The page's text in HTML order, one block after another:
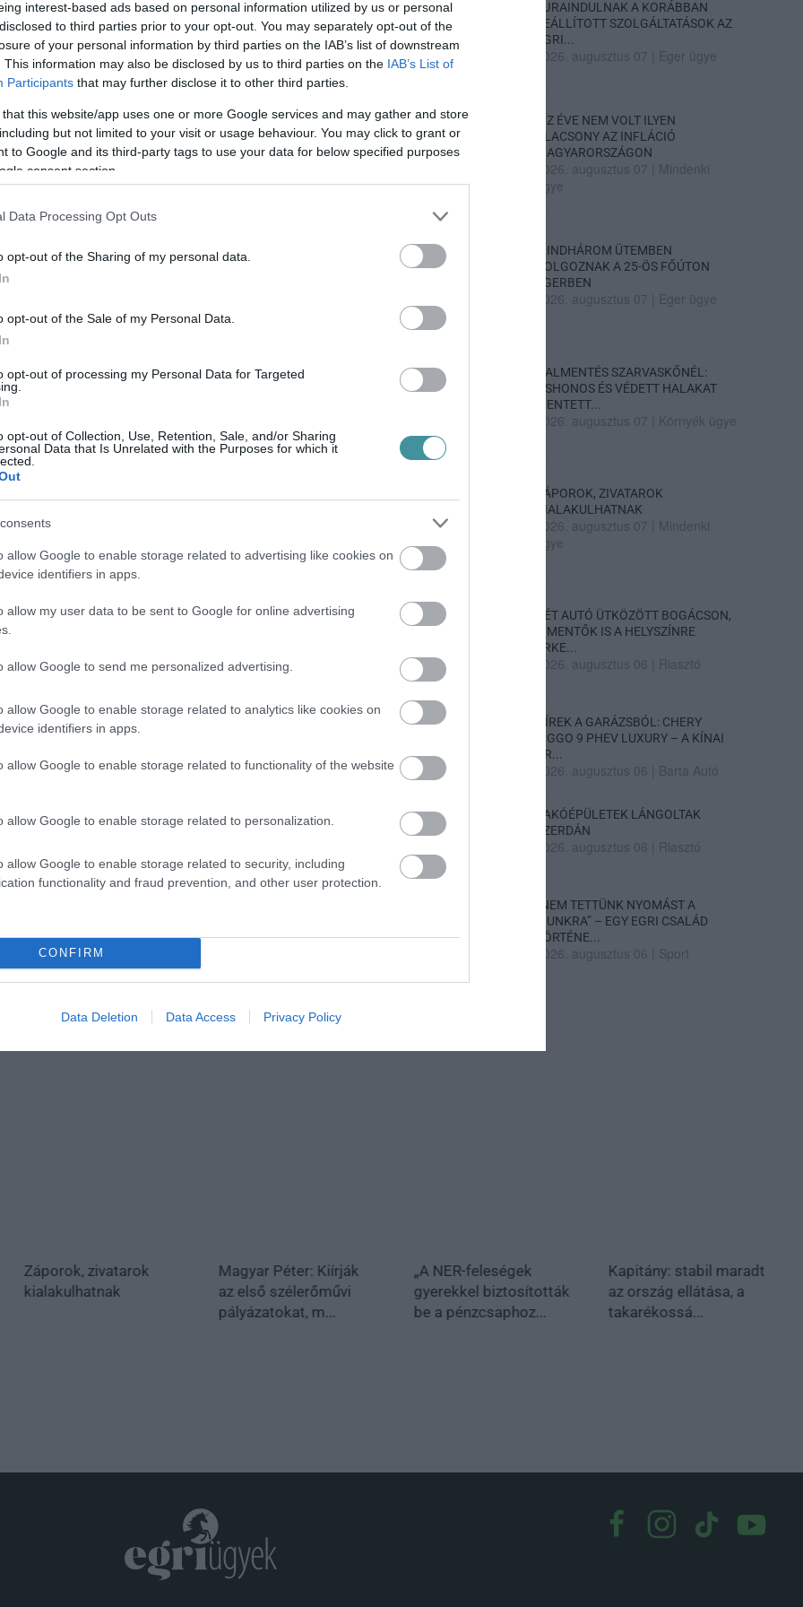
interest-based ads based on personal information utilized by us or personal
to third parties prior to your opt-out. You may separately opt-out of the
of your personal information by third parties on the IAB’s list of downstream
This information may also be disclosed by us to third parties on the IAB’s List of
Participants that may further disclose it to other third parties.
that this website/app uses one or more Google services and may gather and store
but not limited to your visit or usage behaviour. You may click to grant or
to Google and its third-party tags to use your data for below specified purposes
consent section.
Data Processing Opt Outs
opt-out of the Sharing of my personal data.
opt-out of the Sale of my Personal Data.
opt-out of processing my Personal Data for Targeted
opt-out of Collection, Use, Retention, Sale, and/or Sharing
Data that Is Unrelated with the Purposes for which it
allow Google to enable storage related to advertising like cookies on
identifiers in apps.
allow my user data to be sent to Google for online advertising
allow Google to send me personalized advertising.
allow Google to enable storage related to analytics like cookies on
identifiers in apps.
allow Google to enable storage related to functionality of the website
allow Google to enable storage related to personalization.
allow Google to enable storage related to security, including
functionality and fraud prevention, and other user protection.
CONFIRM
Data Deletion Data Access Privacy Policy
közleményéből.
Minisztérium
aki 2019 augusztusától a Magyar Bírósági
miniszteri biztos is egyben.
lévő nyomozásban megalapozott
Bírósági Végrehajtói Kar elnökétől
2-5 millió forintot kapott.
ellentételezéseként – felügyeleti,
hogy konkrét ügyeket intéz, a
megfelelően. Dr. Völner Pál
által az előnyért a hivatali
üzletszerűen és
elfogadásának bűntette megalapozott
az Országgyűlés elnökénél
mentelmi jogának felfüggesztését.
képviselővel szembeni lefolytatására a
lehetőség. Az ügyben jelenleg
nyolc végrehajtó és egy végrehajtó
van, egy személy pedig bűnügyi
feldolgozott Pegasus-botrány
miniszter eltolta magáról a
szereplők lehallgatásáról szóló botrány
Völner Pál adja meg vagy
lehallgatására.
az EGRI ÜGYEK Google Hírek oldalán!
ÚJRAINDULNAK A KORÁBBAN
LEÁLLÍTOTT SZOLGÁLTATÁSOK AZ
EGRI...
2026. augusztus 07 Eger ügye
TÍZ ÉVE NEM VOLT ILYEN
ALACSONY AZ INFLÁCIÓ
MAGYARORSZÁGON
2026. augusztus 07
Mindenki
ügye
MINDHÁROM ÜTEMBEN
DOLGOZNAK A 25-ÖS FŐÚTON
EGERBEN
2026. augusztus 07 Eger ügye
HALMENTÉS SZARVASKŐNÉL:
ŐSHONOS ÉS VÉDETT HALAKAT
MENTETT...
2026. augusztus 07 Környék ügye
ZÁPOROK, ZIVATAROK
KIALAKULHATNAK
2026. augusztus 07
Mindenki
ügye
KÉT AUTÓ ÜTKÖZÖTT BOGÁCSON,
A MENTŐK IS A HELYSZÍNRE
ÉRKE...
2026. augusztus 06 Riasztó
HÍREK A GARÁZSBÓL: CHERY
TIGGO 9 PHEV LUXURY – A KÍNAI
PR...
2026. augusztus 06 Barta Autó
LAKÓÉPÜLETEK LÁNGOLTAK
SZERDÁN
2026. augusztus 06 Riasztó
„NEM TETTÜNK NYOMÁST A
FIUNKRA” – EGY EGRI CSALÁD
TÖRTÉNE...
2026. augusztus 06 Sport
Záporok, zivatarok
kialakulhatnak
Magyar Péter: Kiírják
az első szélerőművi
pályázatokat, m...
„A NER-feleségek
gyerekkel biztosították
be a pénzcsaphoz...
Kapitány: stabil maradt
az ország ellátása, a
takarékossá...